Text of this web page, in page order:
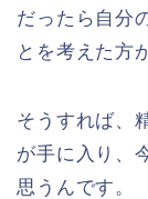
だったら自分
とを考えた方
そうすれば、
が手に入り、
思うんです。